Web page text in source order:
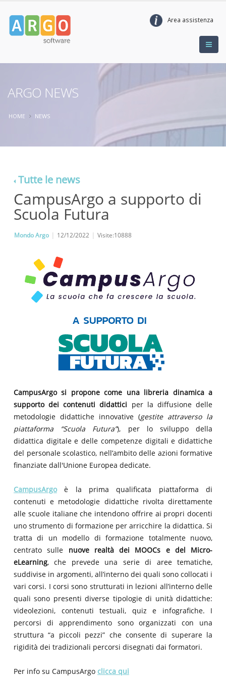
Area assistenza
ARGO NEWS
HOME NEWS
Tutte le news
CampusArgo a supporto di
Scuola Futura
Mondo Argo | 12/12/2022 | Visite:10888
CampusArgo si propone come una libreria dinamica a
supporto dei contenuti didattici per la diffusione delle
metodologie didattiche innovative (gestite attraverso la
piattaforma “Scuola Futura”), per lo sviluppo della
didattica digitale e delle competenze digitali e didattiche
del personale scolastico, nell’ambito delle azioni formative
finanziate dall'Unione Europea dedicate.
CampusArgoè la prima qualificata piattaforma di
contenuti e metodologie didattiche rivolta direttamente
alle scuole italiane che intendono offrire ai propri docenti
uno strumento di formazione per arricchire la didattica. Si
tratta di un modello di formazione totalmente nuovo,
centrato sulle nuove realtà dei MOOCs e del Micro-
eLearning, che prevede una serie di aree tematiche,
suddivise in argomenti, all’interno dei quali sono collocati i
vari corsi. I corsi sono strutturati in lezioni all’interno delle
quali sono presenti diverse tipologie di unità didattiche:
videolezioni, contenuti testuali, quiz e infografiche. I
percorsi di apprendimento sono organizzati con una
struttura “a piccoli pezzi” che consente di superare la
rigidità dei tradizionali percorsi disegnati dai formatori.
Per info su CampusArgo clicca qui